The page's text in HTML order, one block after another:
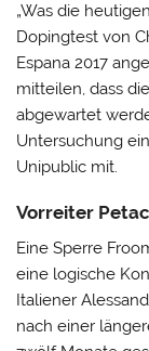
„Was die
Dopingtest von
Espana 2017
mitteilen, dass
abgewartet
Untersuchung
Unipublic mit.
Vorreiter
Eine Sperre
eine logische
Italiener
nach einer